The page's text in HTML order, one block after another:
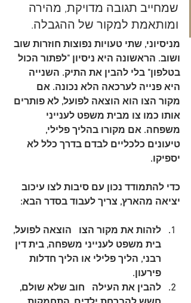
שמחייב תגובה מדויקת, מהירה
ומותאמת למקור של ההגבלה.
מניסיוני, שתי טעויות נפוצות חוזרות שוב
ושוב. הראשונה היא ניסיון "לפתור הכול
בטלפון" בלי להבין את התיק. השנייה
היא פנייה לערכאה הלא נכונה. אם
מקור הצו הוא הוצאה לפועל, לא פותרים
אותו כמו צו מבית משפט לענייני
משפחה. אם מקורו בהליך פלילי,
טיעונים כלכליים לבדם בדרך כלל לא
יספיקו.
כדי להתמודד נכון עם סיבות לצו עיכוב
יציאה מהארץ, צריך לעבוד בסדר הבא:
לזהות את מקור הצו
   הוצאה לפועל,
בית משפט לענייני משפחה, בית דין
רבני, הליך פלילי או הליך חדלות
פירעון.
להבין את העילה
   חוב שלא שולם,